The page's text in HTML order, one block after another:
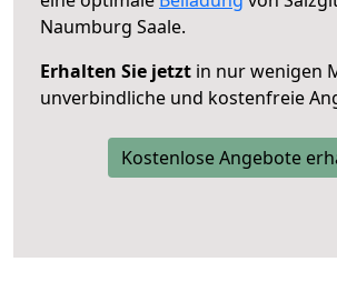
Naumburg Saale.
Erhalten Sie jetzt in nur wenigen
unverbindliche und kostenfreie
Kostenlose Angebote